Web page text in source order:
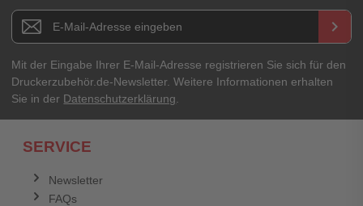
E-Mail-Adresse
Ihr Passwort
Newsletter E-Mail Adresse keyboard_arrow_right
Mit der Eingabe Ihrer E-Mail-Adresse registrieren Sie sich für den
Druckerzubehör.de-Newsletter. Weitere Informationen erhalten
Sie in der Datenschutzerklärung.
SERVICE
Newsletter
FAQs